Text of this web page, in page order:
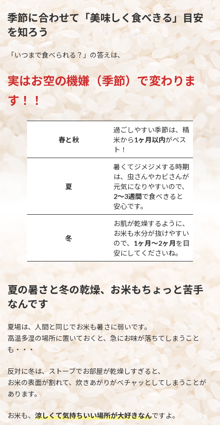
季節に合わせて「美味しく食べきる」目安
を知ろう
「いつまで食べられる？」の答えは、
実はお空の機嫌（季節）で変わりま
す！！
春と秋
過ごしやすい季節は、精
米から1ヶ月以内がベス
ト！
夏
暑くてジメジメする時期
は、虫さんやカビさんが
元気になりやすいので、
2〜3週間で食べきると
安心です。
冬
お肌が乾燥するように、
お米も水分が抜けやすい
ので、 1ヶ月〜2ヶ月を目
安にしてくださいね。
夏の暑さと冬の乾燥、お米もちょっと苦手
なんです
夏場は、人間と同じでお米も暑さに弱いです。
高温多湿の場所に置いておくと、急にお味が落ちてしまうこと
も・・・
反対に冬は、ストーブでお部屋が乾燥しすぎると、
お米の表面が割れて、炊きあがりがベチャッとしてしまうことが
あります。
お米も、 涼しくて気持ちいい場所が大好きなんですよ。